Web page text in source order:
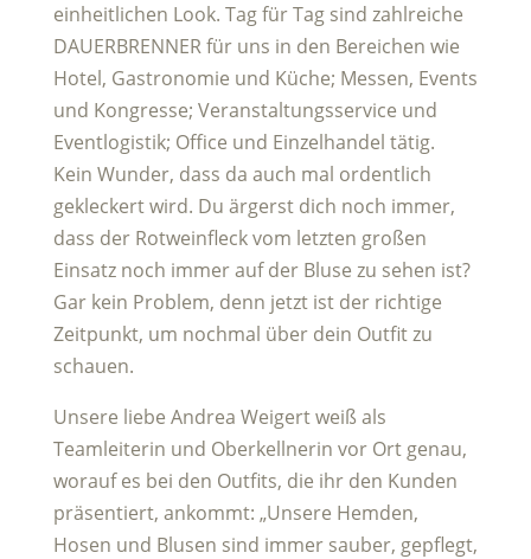
einheitlichen Look. Tag für Tag sind zahlreiche
DAUERBRENNER für uns in den Bereichen wie
Hotel, Gastronomie und Küche; Messen, Events
und Kongresse; Veranstaltungsservice und
Eventlogistik; Office und Einzelhandel tätig.
Kein Wunder, dass da auch mal ordentlich
gekleckert wird. Du ärgerst dich noch immer,
dass der Rotweinfleck vom letzten großen
Einsatz noch immer auf der Bluse zu sehen ist?
Gar kein Problem, denn jetzt ist der richtige
Zeitpunkt, um nochmal über dein Outfit zu
schauen.
Unsere liebe Andrea Weigert weiß als
Teamleiterin und Oberkellnerin vor Ort genau,
worauf es bei den Outfits, die ihr den Kunden
präsentiert, ankommt: „Unsere Hemden,
Hosen und Blusen sind immer sauber, gepflegt,